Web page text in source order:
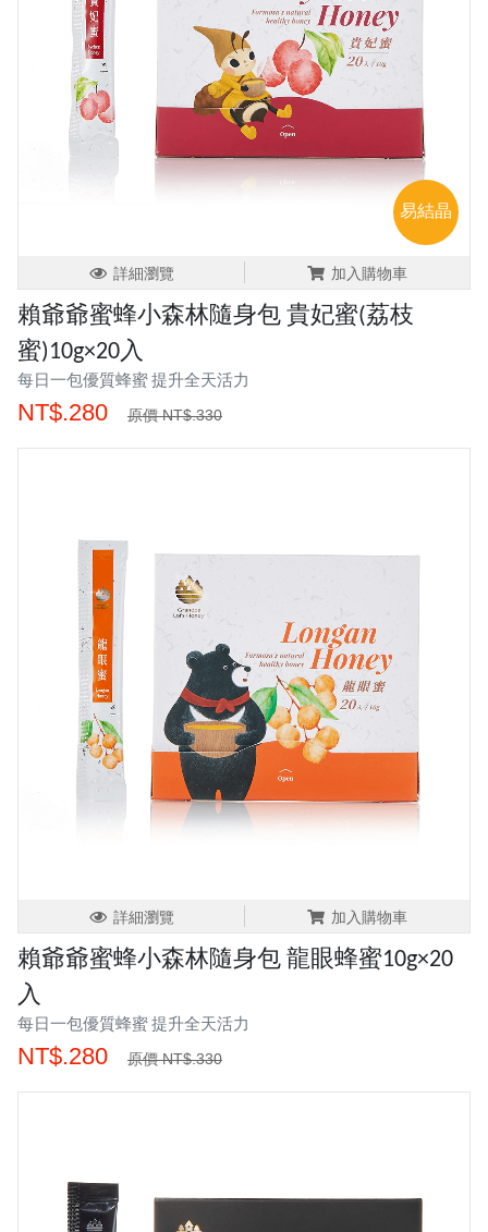
易結晶
詳細瀏覽 加入購物車
賴爺爺蜜蜂小森林隨身包 貴妃蜜(荔枝
蜜)10g×20入
每日一包優質蜂蜜 提升全天活力
NT$.280 原價 NT$.330
詳細瀏覽 加入購物車
賴爺爺蜜蜂小森林隨身包 龍眼蜂蜜10g×20
入
每日一包優質蜂蜜 提升全天活力
NT$.280 原價 NT$.330